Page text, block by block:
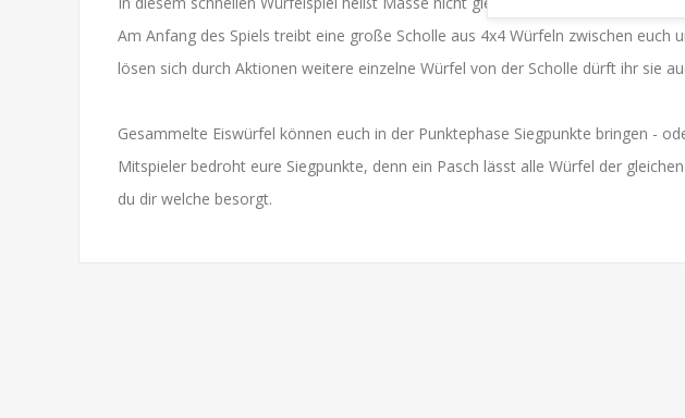
Am Anfang des Spiels treibt eine große Scholle aus 4x4 Würfeln zwischen
lösen sich durch Aktionen weitere einzelne Würfel von der Scholle dürft ihr sie
Gesammelte Eiswürfel können euch in der Punktephase Siegpunkte bringen -
Mitspieler bedroht eure Siegpunkte, denn ein Pasch lässt alle Würfel der
du dir welche besorgt.